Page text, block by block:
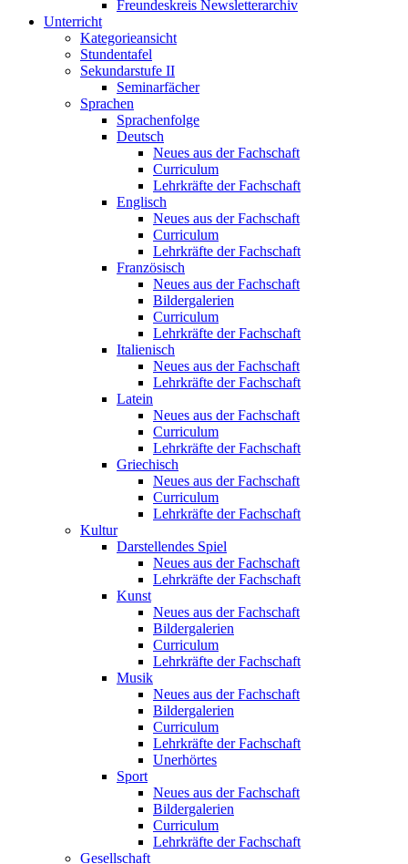
Freundeskreis Newsletterarchiv
Unterricht
Kategorieansicht
Stundentafel
Sekundarstufe II
Seminarfächer
Sprachen
Sprachenfolge
Deutsch
Neues aus der Fachschaft
Curriculum
Lehrkräfte der Fachschaft
Englisch
Neues aus der Fachschaft
Curriculum
Lehrkräfte der Fachschaft
Französisch
Neues aus der Fachschaft
Bildergalerien
Curriculum
Lehrkräfte der Fachschaft
Italienisch
Neues aus der Fachschaft
Lehrkräfte der Fachschaft
Latein
Neues aus der Fachschaft
Curriculum
Lehrkräfte der Fachschaft
Griechisch
Neues aus der Fachschaft
Curriculum
Lehrkräfte der Fachschaft
Kultur
Darstellendes Spiel
Neues aus der Fachschaft
Lehrkräfte der Fachschaft
Kunst
Neues aus der Fachschaft
Bildergalerien
Curriculum
Lehrkräfte der Fachschaft
Musik
Neues aus der Fachschaft
Bildergalerien
Curriculum
Lehrkräfte der Fachschaft
Unerhörtes
Sport
Neues aus der Fachschaft
Bildergalerien
Curriculum
Lehrkräfte der Fachschaft
Gesellschaft